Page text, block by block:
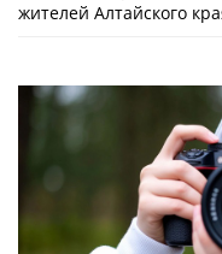
жителей Алтайского